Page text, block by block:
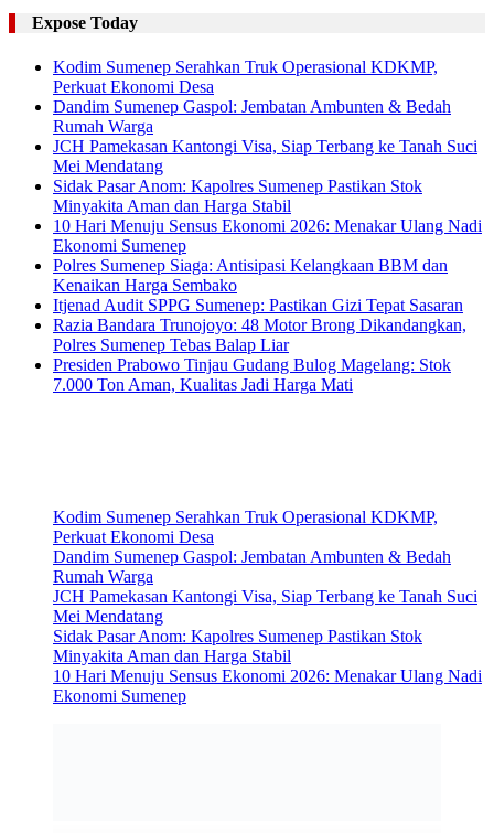
Expose Today
Kodim Sumenep Serahkan Truk Operasional KDKMP,
Perkuat Ekonomi Desa
Dandim Sumenep Gaspol: Jembatan Ambunten & Bedah
Rumah Warga
JCH Pamekasan Kantongi Visa, Siap Terbang ke Tanah Suci
Mei Mendatang
Sidak Pasar Anom: Kapolres Sumenep Pastikan Stok
Minyakita Aman dan Harga Stabil
10 Hari Menuju Sensus Ekonomi 2026: Menakar Ulang Nadi
Ekonomi Sumenep
Polres Sumenep Siaga: Antisipasi Kelangkaan BBM dan
Kenaikan Harga Sembako
Itjenad Audit SPPG Sumenep: Pastikan Gizi Tepat Sasaran
Razia Bandara Trunojoyo: 48 Motor Brong Dikandangkan,
Polres Sumenep Tebas Balap Liar
Presiden Prabowo Tinjau Gudang Bulog Magelang: Stok
7.000 Ton Aman, Kualitas Jadi Harga Mati
Kodim Sumenep Serahkan Truk Operasional KDKMP,
Perkuat Ekonomi Desa
Dandim Sumenep Gaspol: Jembatan Ambunten & Bedah
Rumah Warga
JCH Pamekasan Kantongi Visa, Siap Terbang ke Tanah Suci
Mei Mendatang
Sidak Pasar Anom: Kapolres Sumenep Pastikan Stok
Minyakita Aman dan Harga Stabil
10 Hari Menuju Sensus Ekonomi 2026: Menakar Ulang Nadi
Ekonomi Sumenep